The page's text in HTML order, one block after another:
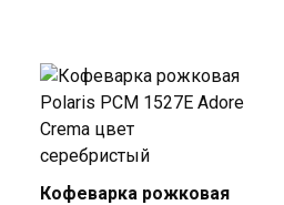
Кофеварка рожковая